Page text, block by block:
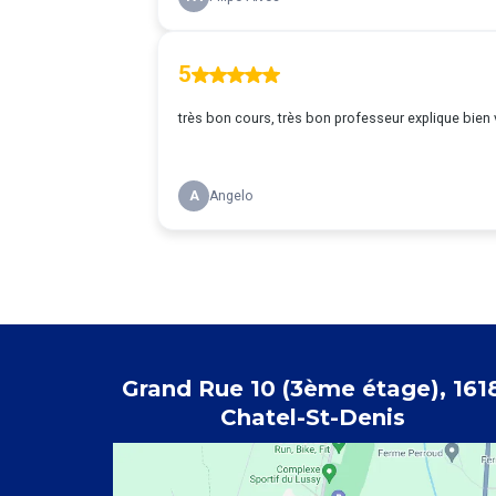
Grand Rue 10 (3ème étage),
Chatel-St-Denis